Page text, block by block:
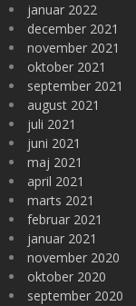
januar 2022
december 2021
november 2021
oktober 2021
september 2021
august 2021
juli 2021
juni 2021
maj 2021
april 2021
marts 2021
februar 2021
januar 2021
november 2020
oktober 2020
september 2020